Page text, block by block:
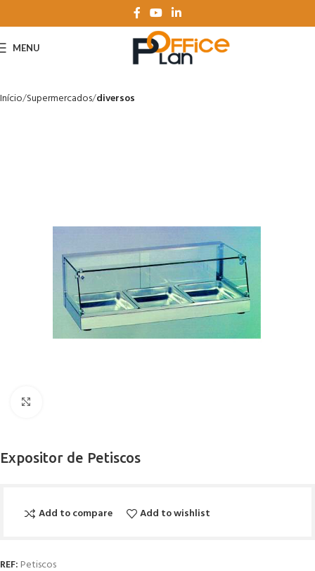
MENU
Início Supermercados diversos
Expositor de Petiscos
Add to compare Add to wishlist
REF: Petiscos